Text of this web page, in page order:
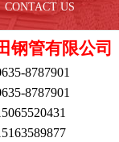
CONTACT US
钢管有限公司
8787901
8787901